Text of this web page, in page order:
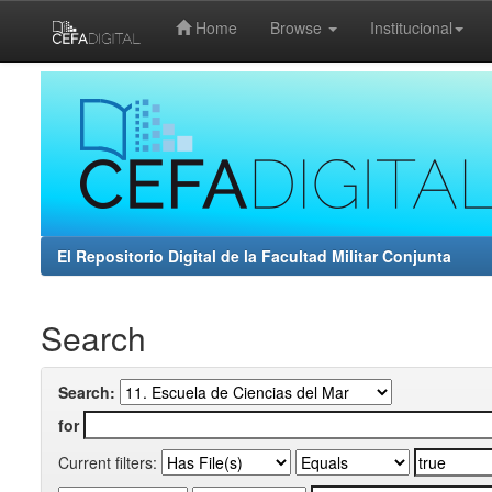
Home Browse Institucional
El Repositorio Digital de la Facultad Militar Conjunta
Search
Search:
for
Current filters: